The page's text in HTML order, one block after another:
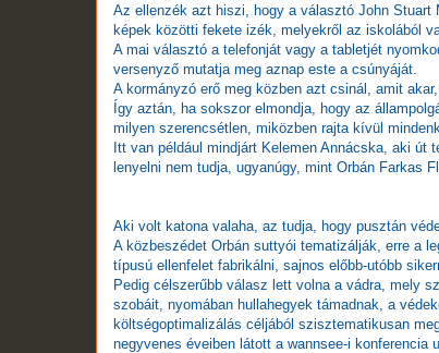
Az ellenzék azt hiszi, hogy a választó John
képek közötti fekete izék, melyekről az iskolából
A mai választó a telefonját vagy a tabletjét
versenyző mutatja meg aznap este a csúnyáját.
A kormányzó erő meg közben azt csinál, amit
Így aztán, ha sokszor elmondja, hogy az
milyen szerencsétlen, miközben rajta kívül
Itt van például mindjárt Kelemen Annácska, aki út
lenyelni nem tudja, ugyanúgy, mint Orbán Farkas
Aki volt katona valaha, az tudja, hogy pusztán
A közbeszédet Orbán suttyói tematizálják, erre a
típusú ellenfelet fabrikálni, sajnos előbb-utóbb
Pedig célszerűbb válasz lett volna a vádra, mely
szobáit, nyomában hullahegyek támadnak, a
költségoptimalizálás céljából szisztematikusan
negyvenes éveiben látott a wannsee-i konferencia